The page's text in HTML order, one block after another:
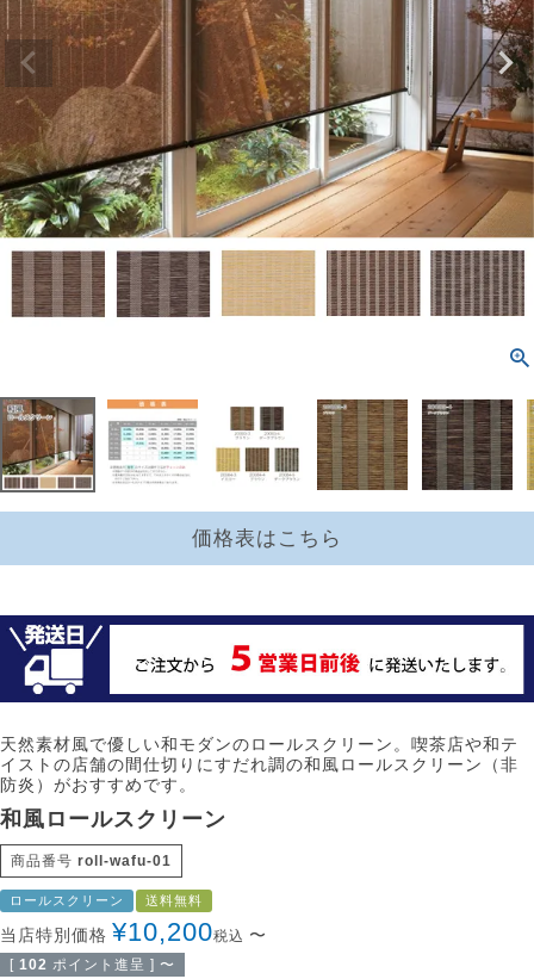
価格表はこちら
天然素材風で優しい和モダンのロールスクリーン。喫茶店や和テ
イストの店舗の間仕切りにすだれ調の和風ロールスクリーン（非
防炎）がおすすめです。
和風ロールスクリーン
商品番号 roll-wafu-01
ロールスクリーン 送料無料
当店特別価格 ¥10,200税込 〜
[ 102 ポイント進呈 ] 〜